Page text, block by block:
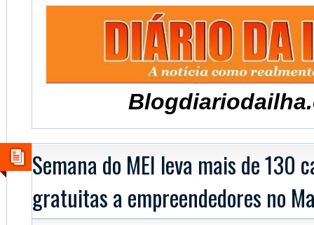
Semana do MEI leva mais de 130
gratuitas a empreendedores no